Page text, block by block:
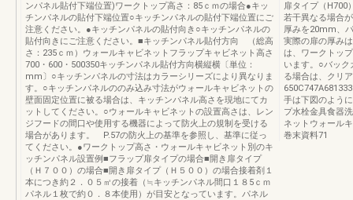
ンパネル貼付下端位置)ワークトップ高さ：85ｃｍの場合●キッ
チンパネルの貼付下端位置○キッチンパネルの貼付下端位置にご
注意ください。●キッチンパネルの貼付向き○キッチンパネルの
貼付向きにご注意ください。■キッチンパネル貼付方向 （総高
さ：235ｃｍ）ウォールキャビネットフラップキャビネット高さ
700・600・500350キッチンパネル貼付方向横縦横〔単位：
mm〕○キッチンパネルの寸法はカラーシリーズにより異なりま
す。○キッチンパネルののみ込み寸法がウォールキャビネットの
壁面固定位置に被る場合は、キッチンパネル高さを現地にてカ
ットしてください。○ウォールキャビネットの設置高さは、レン
ジフードの間口や使用する機器によって防火上の規制を受ける
場合があります。 P.57の防火上の基準を参照し、基準に従っ
てください。●ワークトップ高さ・ウォールキャビネット別のキ
ッチンパネル設置例■フラップ扉タイプの場合■開き扉タイプ
（Ｈ７００）の場合■開き扉タイプ（Ｈ５００）の場合接着剤１
本につき約２．０５㎡の接着（≒キッチンパネル間口１８5ｃｍ
パネル１枚で約０．８本使用）が目安となっています。パネル
扉タイプ（H700
若干異なる場合
厚みを20mm、
実際の扉の厚み
は、ワークトッ
います。○バック
る場合は、クリ
手は下図のよう
プ水栓金具食器
ネットウォール
巻末資料71